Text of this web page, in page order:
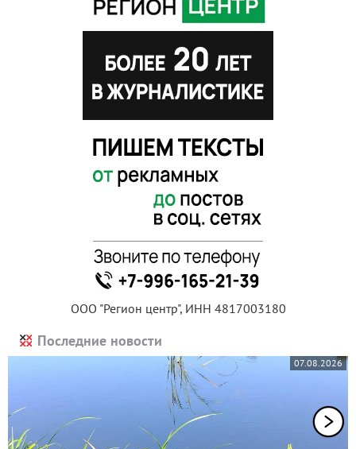
ООО "Регион центр", ИНН 4817003180
Последние новости
07.08.2026